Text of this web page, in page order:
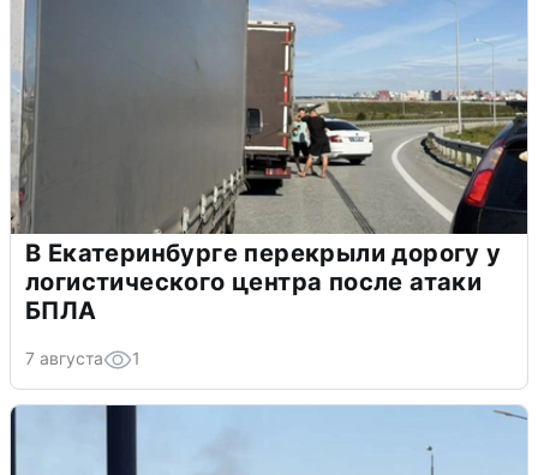
В Екатеринбурге перекрыли дорогу у
логистического центра после атаки
БПЛА
7 августа 1